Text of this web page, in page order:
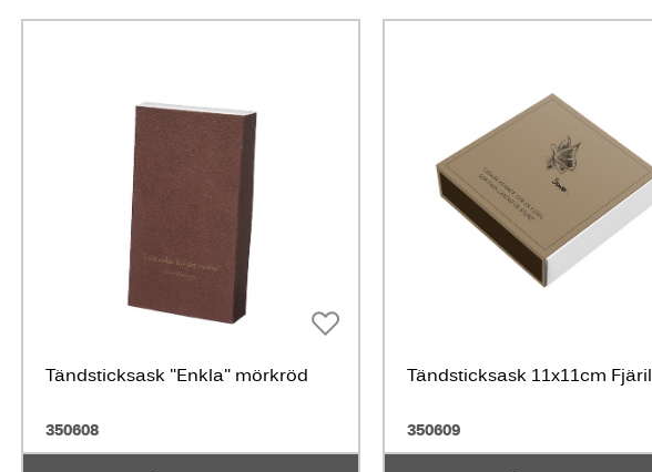
Tändsticksask "Enkla" mörkröd
350608
Tändsticksask 11x11cm Fjäril
350609